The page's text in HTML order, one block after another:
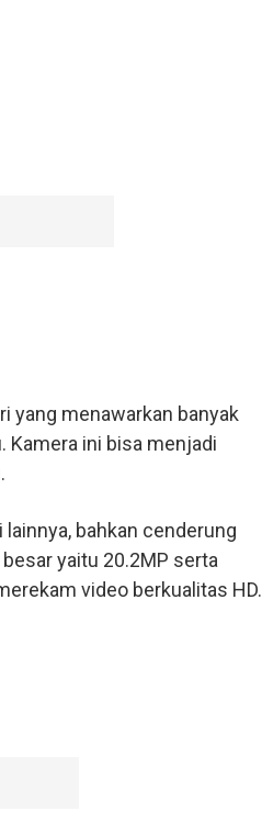
yang menawarkan banyak
Kamera ini bisa menjadi
bahkan cenderung
yaitu 20.2MP serta
video berkualitas HD.